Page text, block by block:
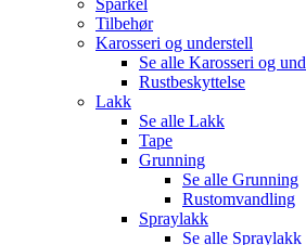
Tilbehør
Karosseri og understell
Se alle Karosseri og
Rustbeskyttelse
Lakk
Se alle Lakk
Tape
Grunning
Se alle Grunning
Rustomvandling
Spraylakk
Se alle Spraylakk